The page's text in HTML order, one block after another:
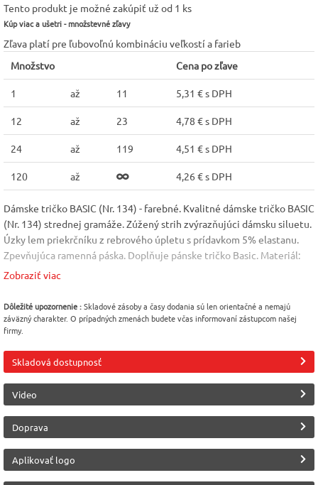
Tento produkt je možné zakúpiť už od 1 ks
Kúp viac a ušetri - množstevné zľavy
Zľava platí pre ľubovoľnú kombináciu veľkostí a farieb
Množstvo
Cena po zľave
1 až 11 5,31 € s DPH
12 až 23 4,78 € s DPH
24 až 119 4,51 € s DPH
120 až 4,26 € s DPH
Dámske tričko BASIC (Nr. 134) - farebné. Kvalitné dámske tričko BASIC
(Nr. 134) strednej gramáže. Zúžený strih zvýrazňujúci dámsku siluetu.
Úzky lem priekrčníku z rebrového úpletu s prídavkom 5% elastanu.
Zpevňujúca ramenná páska. Doplňuje pánske tričko Basic. Materiál:
100 % bavlna, 160 g/m2, silikónová úprava. Veľkosť: XS - 2XL (3XL
Farba
Modrá tmavá (Navy)
Veľkosť
2XL
Pohlavie
Dámske
Materiál
Bavlna 100%
Výrobca
Malfini (Adler)
Zobraziť viac
Dôležité upozornenie :Skladové zásoby a časy dodania sú len orientačné a nemajú
záväzný charakter. O prípadných zmenách budete včas informovaní zástupcom našej
firmy.
Skladová dostupnosť
Video
Doprava
Aplikovať logo